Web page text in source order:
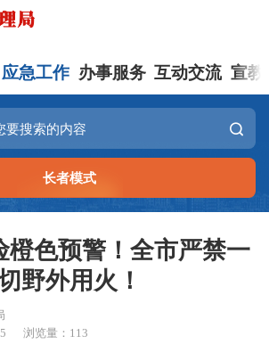
应急工作 办事服务 互动交流 宣教
长者模式
橙色预警！全市严禁一
野外用火！
浏览量： 113